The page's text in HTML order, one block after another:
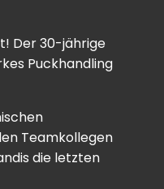
Der 30-jährige
Puckhandling
Teamkollegen
die letzten